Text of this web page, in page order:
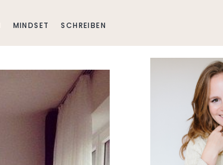
MINDSET SCHREIBEN